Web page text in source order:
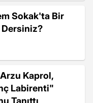
Sokak'ta Bir
Kaprol,
Labirenti"
Tanıttı